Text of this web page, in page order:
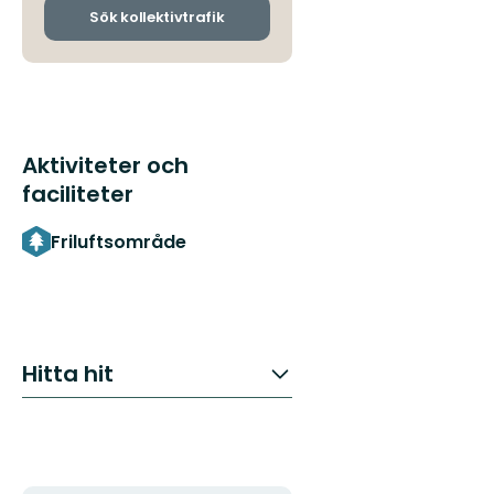
Sök kollektivtrafik
Aktiviteter och
faciliteter
Friluftsområde
Hitta hit